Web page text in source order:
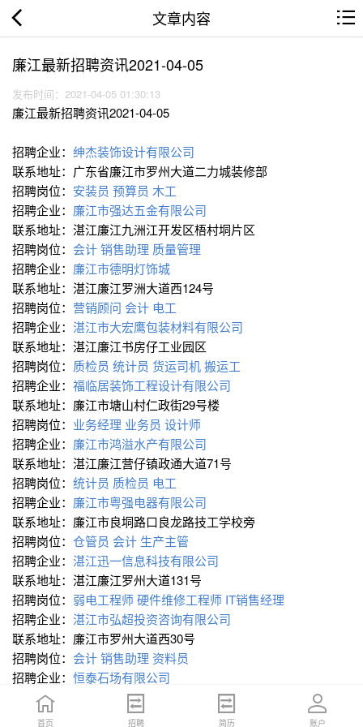
文章内容
廉江最新招聘资讯2021-04-05
发布时间：2021-04-05 01:30:13
廉江最新招聘资讯2021-04-05
招聘企业： 绅杰装饰设计有限公司
联系地址：广东省廉江市罗州大道二力城装修部
招聘岗位： 安装员 预算员 木工
招聘企业： 廉江市强达五金有限公司
联系地址：湛江廉江九洲江开发区梧村垌片区
招聘岗位： 会计销售助理 质量管理
招聘企业： 廉江市德明灯饰城
联系地址：湛江廉江罗洲大道西124号
招聘岗位： 营销顾问 会计 电工
招聘企业： 湛江市大宏鹰包装材料有限公司
联系地址：湛江廉江书房仔工业园区
招聘岗位： 质检员 统计员 货运司机搬运工
招聘企业： 福临居装饰工程设计有限公司
联系地址：廉江市塘山村仁政街29号楼
招聘岗位： 业务经理 业务员 设计师
招聘企业： 廉江市鸿溢水产有限公司
联系地址：湛江廉江营仔镇政通大道71号
招聘岗位： 统计员 质检员 电工
招聘企业： 廉江市粤强电器有限公司
联系地址：廉江市良垌路口良龙路技工学校旁
招聘岗位： 仓管员 会计 生产主管
招聘企业： 湛江迅一信息科技有限公司
联系地址：湛江廉江罗州大道131号
招聘岗位： 弱电工程师硬件维修工程师 IT销售经理
招聘企业： 湛江市弘超投资咨询有限公司
联系地址：廉江市罗州大道西30号
招聘岗位： 会计销售助理 资料员
招聘企业： 恒泰石场有限公司
联系地址：湛江廉江新华镇禾窗村附近
招聘岗位：
首页 招聘 简历 账户
首页 招聘 简历 账户